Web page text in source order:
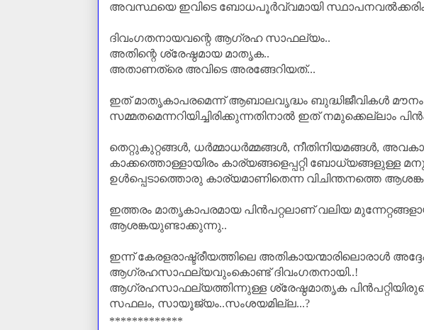
അവസ്ഥയെ ഇവിടെ ബോധപൂർവ്വമായി
ദിവംഗതനായവന്റെ ആഗ്രഹ സാഫല്യം..
അതിന്റെ ശ്രേഷ്ഠമായ മാതൃക..
അതാണത്രെ അവിടെ അരങ്ങേറിയത്‌...
ഇത്‌ മാതൃകാപരമെന്ന് ആബാലവൃദ്ധം ബുദ്ധിജീവികൾ മൗനം
സമ്മതമെന്നറിയിച്ചിരിക്കുന്നതിനാൽ ഇത്‌ നമുക്കെല്ലാം
തെറ്റുകുറ്റങ്ങൾ, ധർമ്മാധർമ്മങ്ങൾ, നീതിനിയമങ്ങൾ,
കാക്കത്തൊള്ളായിരം കാര്യങ്ങളെപ്പറ്റി ബോധ്യങ്ങളുള്ള
ഉൾപ്പെടാത്തൊരു കാര്യമാണിതെന്ന വിചിന്തനത്തെ
ഇത്തരം മാതൃകാപരമായ പിൻപറ്റലാണ്‌ വലിയ
ആശങ്കയുണ്ടാക്കുന്നു..
ഇന്ന് കേരളരാഷ്ട്രീയത്തിലെ അതികായന്മാരിലൊരാൾ
ആഗ്രഹസാഫല്യവുംകൊണ്ട്‌ ദിവംഗതനായി..!
ആഗ്രഹസാഫല്യത്തിന്നുള്ള ശ്രേഷ്ഠമാതൃക
സഫലം, സായൂജ്യം..സംശയമില്ല...?
*************